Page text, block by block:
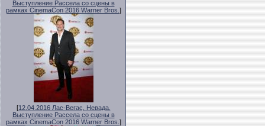
Выступление Рассела со сцены в
рамках CinemaCon 2016 Warner Bros. ]
[12.04.2016 Лас-Вегас, Невада.
Выступление Рассела со сцены в
рамках CinemaCon 2016 Warner Bros. ]